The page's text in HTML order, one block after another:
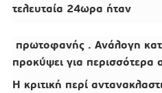
τελευταία 24ωρα ήταν
πρωτοφανής . Ανάλογη
προκύψει για περισσότερα
Η κριτική περί